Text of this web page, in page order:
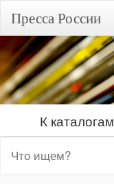
Пресса России
К каталогам